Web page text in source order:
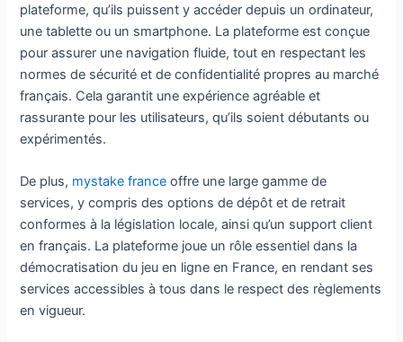
plateforme, qu’ils puissent y accéder depuis un ordinateur,
une tablette ou un smartphone. La plateforme est conçue
pour assurer une navigation fluide, tout en respectant les
normes de sécurité et de confidentialité propres au marché
français. Cela garantit une expérience agréable et
rassurante pour les utilisateurs, qu’ils soient débutants ou
expérimentés.
De plus, mystake france offre une large gamme de
services, y compris des options de dépôt et de retrait
conformes à la législation locale, ainsi qu’un support client
en français. La plateforme joue un rôle essentiel dans la
démocratisation du jeu en ligne en France, en rendant ses
services accessibles à tous dans le respect des règlements
en vigueur.